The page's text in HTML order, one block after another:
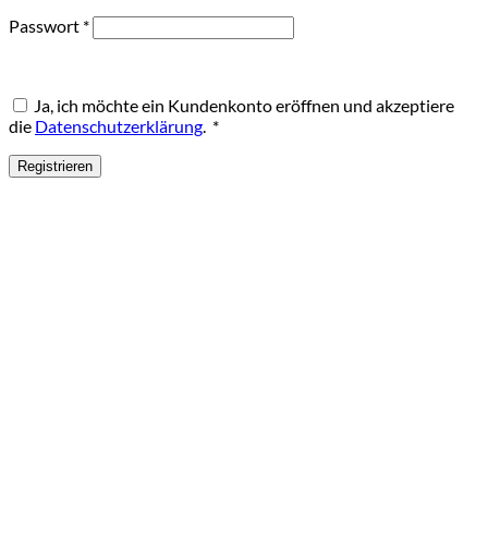
Passwort *Erforderlich
Ja, ich möchte ein Kundenkonto eröffnen und akzeptiere
die Datenschutzerklärung. *Erforderlich
Registrieren